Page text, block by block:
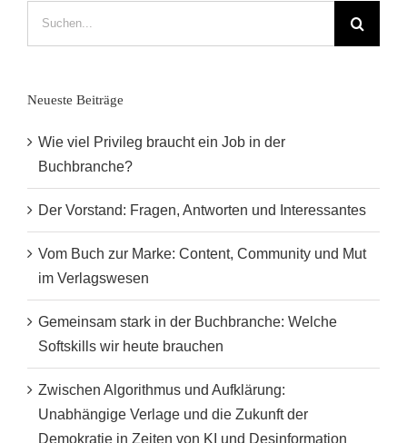
Preises
Neueste Beiträge
Wie viel Privileg braucht ein Job in der
Buchbranche?
Der Vorstand: Fragen, Antworten und Interessantes
Vom Buch zur Marke: Content, Community und Mut
im Verlagswesen
Gemeinsam stark in der Buchbranche: Welche
Softskills wir heute brauchen
Zwischen Algorithmus und Aufklärung:
Unabhängige Verlage und die Zukunft der
Demokratie in Zeiten von KI und Desinformation